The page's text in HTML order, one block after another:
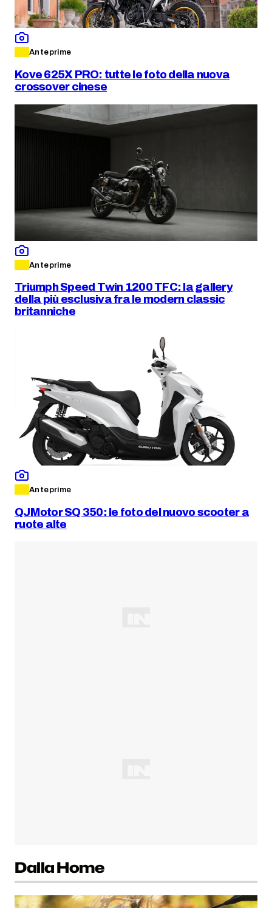
Anteprime
Kove 625X PRO: tutte le foto della nuova
crossover cinese
Anteprime
Triumph Speed Twin 1200 TFC: la gallery
della più esclusiva fra le modern classic
britanniche
Anteprime
QJMotor SQ 350: le foto del nuovo scooter a
ruote alte
Dalla Home